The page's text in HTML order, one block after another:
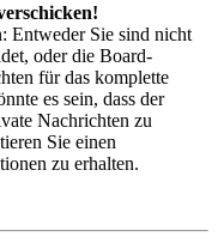
Entweder Sie sind nicht
oder die Board-
für das komplette
es sein, dass der
Nachrichten zu
Sie einen
zu erhalten.